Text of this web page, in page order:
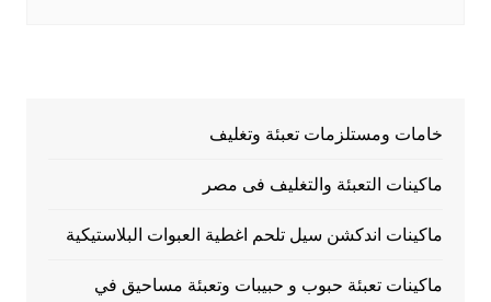
خامات ومستلزمات تعبئة وتغليف
ماكينات التعبئة والتغليف فى مصر
ماكينات اندكشن سيل تلحم اغطية العبوات البلاستيكية
ماكينات تعبئة حبوب و حبيبات وتعبئة مساحيق في